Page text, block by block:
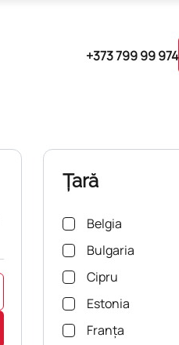
+373799 99 974
Țară
Belgia
Bulgaria
Cipru
Estonia
Franța